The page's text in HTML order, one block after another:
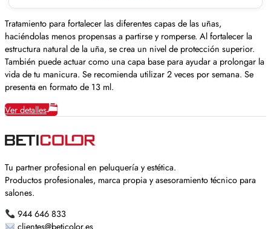
Tratamiento para fortalecer las diferentes capas de las uñas,
haciéndolas menos propensas a partirse y romperse. Al fortalecer la
estructura natural de la uña, se crea un nivel de protección superior.
También puede actuar como una capa base para ayudar a prolongar la
vida de tu manicura. Se recomienda utilizar 2 veces por semana. Se
presenta en formato de 13 ml.
Ver detalles
Tu partner profesional en peluquería y estética.
Productos profesionales, marca propia y asesoramiento técnico para
salones.
944 646 833